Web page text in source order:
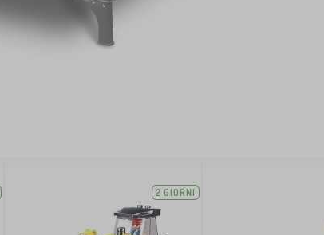
2 GIORNI